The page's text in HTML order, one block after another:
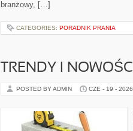
branżowy, […]
CATEGORIES: PORADNIK PRANIA
TRENDY I NOWOŚCI
POSTED BY ADMIN CZE - 19 - 2026